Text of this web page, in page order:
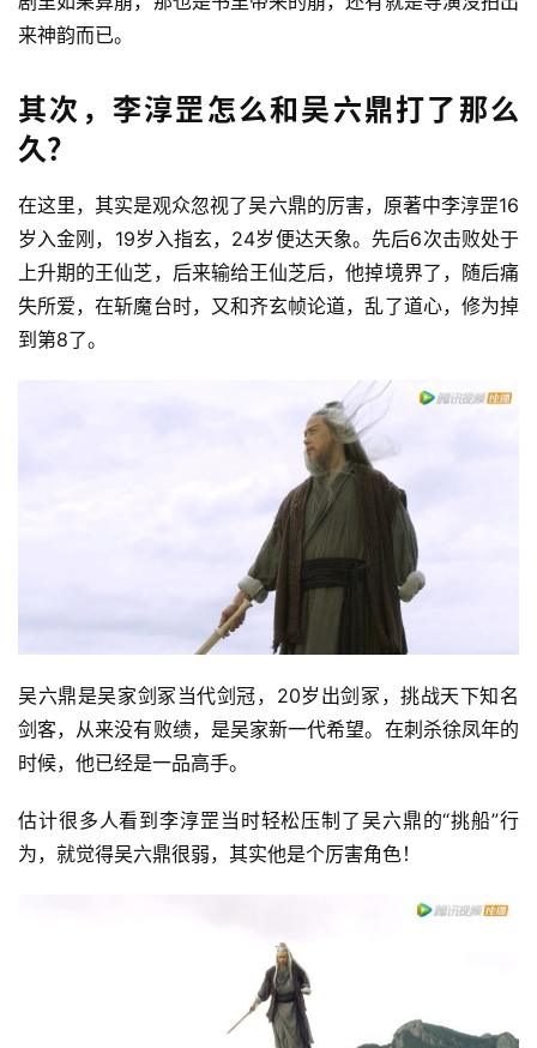
来神韵而已。
其次，李淳罡怎么和吴六鼎打了那么
久？
在这里，其实是观众忽视了吴六鼎的厉害，原著中李淳罡16
岁入金刚，19岁入指玄，24岁便达天象。先后6次击败处于
上升期的王仙芝，后来输给王仙芝后，他掉境界了，随后痛
失所爱，在斩魔台时，又和齐玄帧论道，乱了道心，修为掉
到第8了。
吴六鼎是吴家剑冢当代剑冠，20岁出剑冢，挑战天下知名
剑客，从来没有败绩，是吴家新一代希望。在刺杀徐凤年的
时候，他已经是一品高手。
估计很多人看到李淳罡当时轻松压制了吴六鼎的“挑船”行
为，就觉得吴六鼎很弱，其实他是个厉害角色！